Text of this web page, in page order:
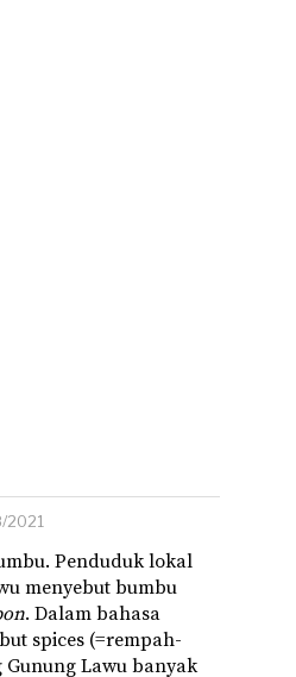
2021
Penduduk lokal
menyebut bumbu
. Dalam bahasa
spices (=rempah-
Lawu banyak